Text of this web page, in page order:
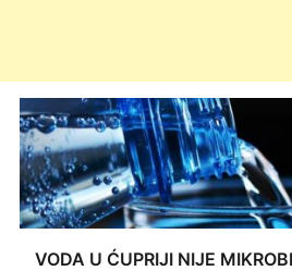
VODA U ĆUPRIJI NIJE